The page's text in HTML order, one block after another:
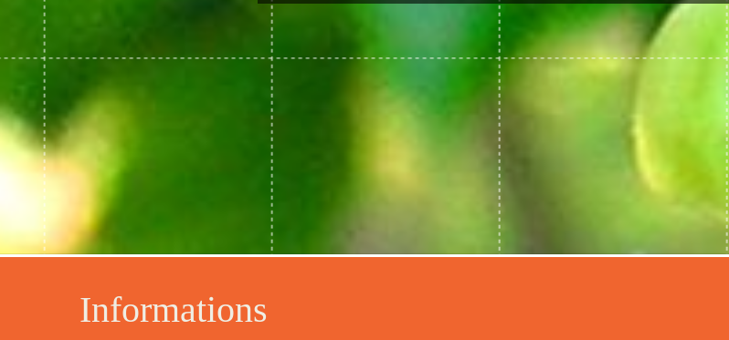
Informations